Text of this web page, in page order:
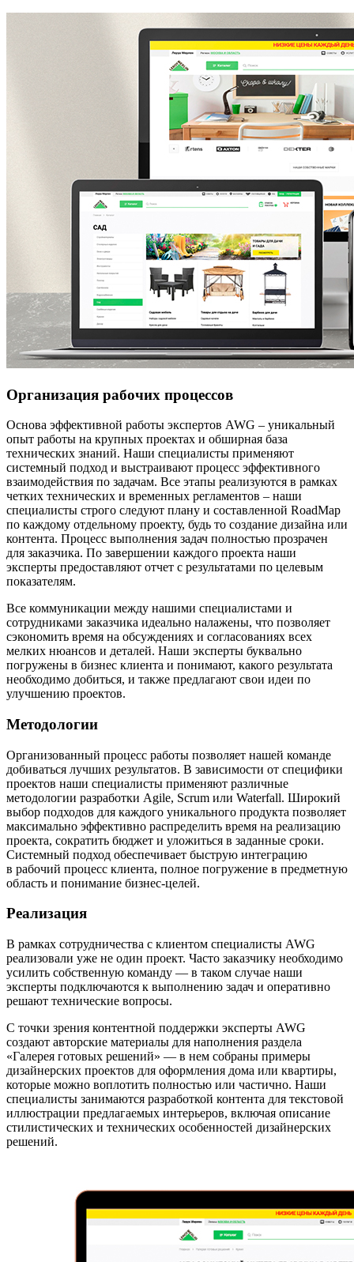
Организация рабочих процессов
Основа эффективной работы экспертов AWG – уникальный
опыт работы на крупных проектах и обширная база
технических знаний. Наши специалисты применяют
системный подход и выстраивают процесс эффективного
взаимодействия по задачам. Все этапы реализуются в рамках
четких технических и временных регламентов – наши
специалисты строго следуют плану и составленной RoadMap
по каждому отдельному проекту, будь то создание дизайна или
контента. Процесс выполнения задач полностью прозрачен
для заказчика. По завершении каждого проекта наши
эксперты предоставляют отчет с результатами по целевым
показателям.
Все коммуникации между нашими специалистами и
сотрудниками заказчика идеально налажены, что позволяет
сэкономить время на обсуждениях и согласованиях всех
мелких нюансов и деталей. Наши эксперты буквально
погружены в бизнес клиента и понимают, какого результата
необходимо добиться, и также предлагают свои идеи по
улучшению проектов.
Методологии
Организованный процесс работы позволяет нашей команде
добиваться лучших результатов. В зависимости от специфики
проектов наши специалисты применяют различные
методологии разработки Agile, Scrum или Waterfall. Широкий
выбор подходов для каждого уникального продукта позволяет
максимально эффективно распределить время на реализацию
проекта, сократить бюджет и уложиться в заданные сроки.
Системный подход обеспечивает быструю интеграцию
в рабочий процесс клиента, полное погружение в предметную
область и понимание бизнес-целей.
Реализация
В рамках сотрудничества с клиентом специалисты AWG
реализовали уже не один проект. Часто заказчику необходимо
усилить собственную команду — в таком случае наши
эксперты подключаются к выполнению задач и оперативно
решают технические вопросы.
С точки зрения контентной поддержки эксперты AWG
создают авторские материалы для наполнения раздела
«Галерея готовых решений» — в нем собраны примеры
дизайнерских проектов для оформления дома или квартиры,
которые можно воплотить полностью или частично. Наши
специалисты занимаются разработкой контента для текстовой
иллюстрации предлагаемых интерьеров, включая описание
стилистических и технических особенностей дизайнерских
решений.